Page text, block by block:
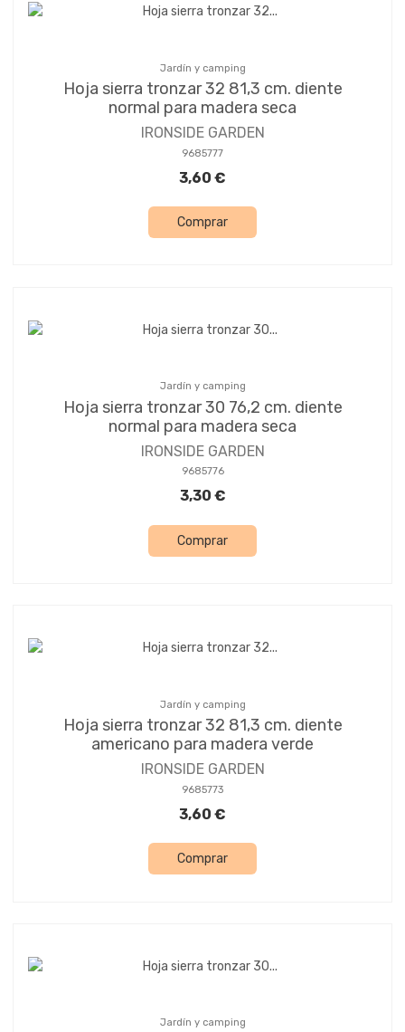
Jardín y camping
Hoja sierra tronzar 32 81,3 cm. diente
normal para madera seca
IRONSIDE GARDEN
9685777
3,60 €
Comprar
Jardín y camping
Hoja sierra tronzar 30 76,2 cm. diente
normal para madera seca
IRONSIDE GARDEN
9685776
3,30 €
Comprar
Jardín y camping
Hoja sierra tronzar 32 81,3 cm. diente
americano para madera verde
IRONSIDE GARDEN
9685773
3,60 €
Comprar
Jardín y camping